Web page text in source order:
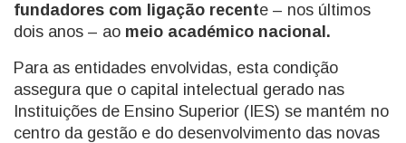
fundadores com ligação recente – nos últimos
dois anos – ao meio académico nacional.
Para as entidades envolvidas, esta condição
assegura que o capital intelectual gerado nas
Instituições de Ensino Superior (IES) se mantém no
centro da gestão e do desenvolvimento das novas